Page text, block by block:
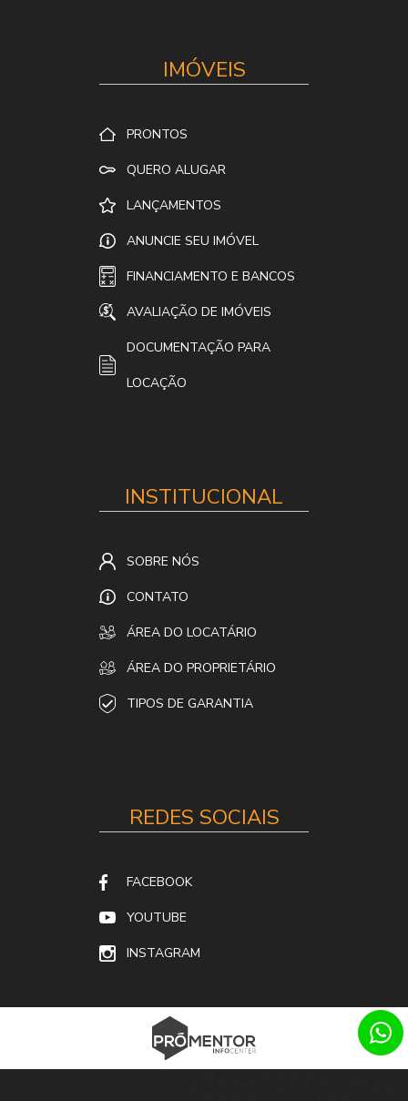
IMÓVEIS
PRONTOS
QUERO ALUGAR
LANÇAMENTOS
ANUNCIE SEU IMÓVEL
FINANCIAMENTO E BANCOS
AVALIAÇÃO DE IMÓVEIS
DOCUMENTAÇÃO PARA
LOCAÇÃO
INSTITUCIONAL
SOBRE NÓS
CONTATO
ÁREA DO LOCATÁRIO
ÁREA DO PROPRIETÁRIO
TIPOS DE GARANTIA
REDES SOCIAIS
FACEBOOK
YOUTUBE
INSTAGRAM
SITES PARA IMOBILIÁRIAS